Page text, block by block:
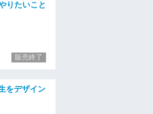
りたいこと
販売終了
をデザイン